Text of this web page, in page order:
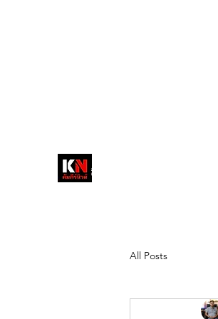
วส์
สื่อลึกวงการสงฆ์ เจาะตรงพร
All Posts